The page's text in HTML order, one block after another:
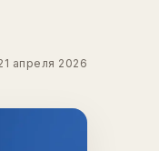
апреля 2026